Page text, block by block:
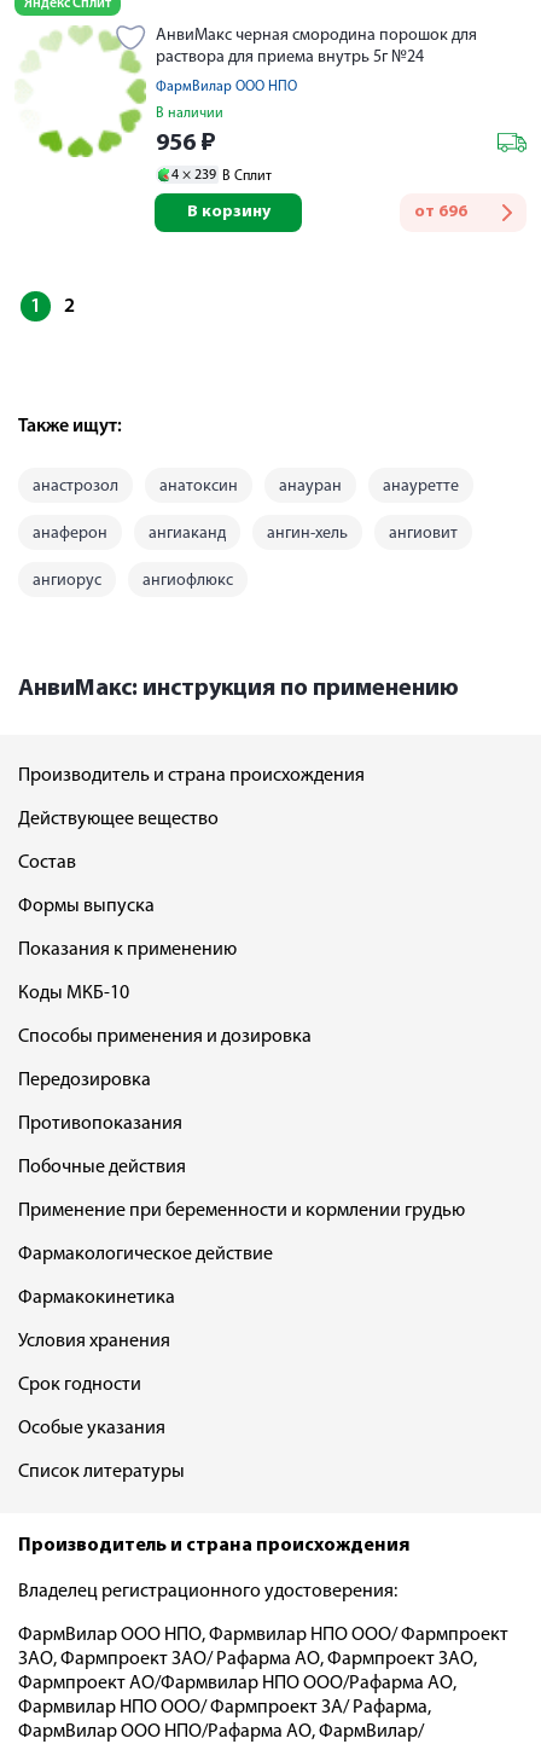
Яндекс Сплит
АнвиМакс черная смородина порошок для
раствора для приема внутрь 5г №24
ФармВилар ООО НПО
В наличии
956 ₽
4 × 239 В Сплит
от 696
В корзину
1 2
Также ищут:
анастрозол анатоксин анауран анауретте
анаферон ангиаканд ангин-хель ангиовит
ангиорус ангиофлюкс
АнвиМакс: инструкция по применению
Производитель и страна происхождения
Действующее вещество
Состав
Формы выпуска
Показания к применению
Коды МКБ-10
Способы применения и дозировка
Передозировка
Противопоказания
Побочные действия
Применение при беременности и кормлении грудью
Фармакологическое действие
Фармакокинетика
Условия хранения
Срок годности
Особые указания
Список литературы
Производитель и страна происхождения
Владелец регистрационного удостоверения:
ФармВилар ООО НПО, Фармвилар НПО ООО/ Фармпроект
ЗАО, Фармпроект ЗАО/ Рафарма АО, Фармпроект ЗАО,
Фармпроект АО/Фармвилар НПО ООО/Рафарма АО,
Фармвилар НПО ООО/ Фармпроект ЗА/ Рафарма,
ФармВилар ООО НПО/Рафарма АО, ФармВилар/